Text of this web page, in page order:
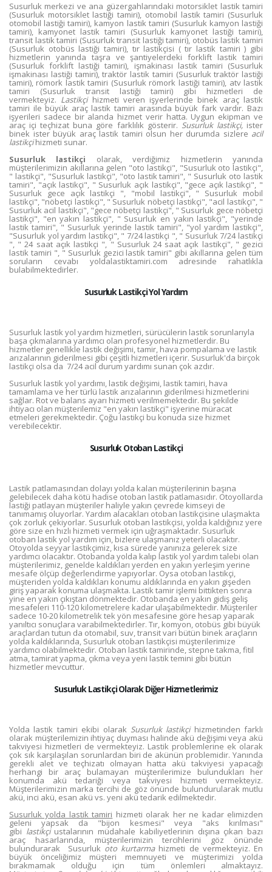
Susurluk merkezi ve ana güzergahlarındaki motorsiklet lastik tamiri
(Susurluk motorsiklet lastiği tamiri), otomobil lastik tamiri (Susurluk
otomobil lastiği tamiri), kamyon lastik tamiri (Susurluk kamyon lastiği
tamiri), kamyonet lastik tamiri (Susurluk kamyonet lastiği tamiri),
transit lastik tamiri (Susurluk transit lastiği tamiri), otobüs lastik tamiri
(Susurluk otobüs lastiği tamiri), tır lastikçisi ( tır lastik tamiri ) gibi
hizmetlerin yanında taşra ve şantiyelerdeki forklift lastik tamiri
(Susurluk forklift lastiği tamiri), işmakinası lastik tamiri (Susurluk
işmakinası lastiği tamiri), traktör lastik tamiri (Susurluk traktör lastiği
tamiri), römork lastik tamiri (Susurluk römork lastiği tamiri), atv lastik
tamiri (Susurluk transit lastiği tamiri) gibi hizmetleri de
vermekteyiz. Lastikçihizmeti veren işyerlerinde binek araç lastik
tamiri ile büyük araç lastik tamiri arasında büyük fark vardır. Bazı
işyerileri sadece bir alanda hizmet verir hatta. Uygun ekipman ve
araç içi teçhizat buna göre farklılık gösterir. Susurluk lastikçi, ister
binek ister büyük araç lastik tamiri olsun her durumda sizlere acil
lastikçihizmeti sunar.
Susurluk lastikçi olarak, verdiğimiz hizmetlerin yanında
müşterilerimizin akıllarına gelen "oto lastikçi", "Susurluk oto lastikçi",
" lastikçi", "Susurluk lastikçi", "oto lastik tamiri", " Susurluk oto lastik
tamiri", "açık lastikçi", " Susurluk açık lastikçi", "gece açık lastikçi", "
Susurluk gece açık lastikçi ", "mobil lastikçi", " Susurluk mobil
lastikçi", "nöbetçi lastikçi", " Susurluk nöbetçi lastikçi", "acil lastikçi", "
Susurluk acil lastikçi", "gece nöbetçi lastikçi", " Susurluk gece nöbetçi
lastikçi", "en yakın lastikçi", " Susurluk en yakın lastikçi", "yerinde
lastik tamiri", " Susurluk yerinde lastik tamiri", "yol yardım lastikçi",
"Susurluk yol yardım lastikçi", " 7/24 lastikçi ", " Susurluk 7/24 lastikçi
", " 24 saat açık lastikçi ", " Susurluk 24 saat açık lastikçi", " gezici
lastik tamiri ", " Susurluk gezici lastik tamiri" gibi akıllarına gelen tüm
soruların cevabı yoldalastiktamiri.com adresinde rahatlıkla
bulabilmektedirler.
Susurluk Lastikçi Yol Yardım
Susurluk lastik yol yardım hizmetleri, sürücülerin lastik sorunlarıyla
başa çıkmalarına yardımcı olan profesyonel hizmetlerdir. Bu
hizmetler genellikle lastik değişimi, tamir, hava pompalama ve lastik
arızalarının giderilmesi gibi çeşitli hizmetleri içerir. Susurluk'da birçok
lastikçi olsa da 7/24 acil durum yardımı sunan çok azdır.
Susurluk lastik yol yardımı, lastik değişimi, lastik tamiri, hava
tamamlama ve her türlü lastik arızalarının giderilmesi hizmetlerini
sağlar. Rot ve balans ayarı hizmeti verilmemektedir. Bu şekilde
ihtiyacı olan müşterilemiz "en yakın lastikçi" işyerine müracat
etmeleri gerekmektedir. Çoğu lastikçi bu konuda size hizmet
verebilecektir.
Susurluk Otoban Lastikçi
Lastik patlamasından dolayı yolda kalan müşterilerinin başına
gelebilecek daha kötü hadise otoban lastik patlamasıdır. Otoyollarda
lastiği patlayan müşteriler haliyle yakın çevrede kimseyi de
tanımamış oluyorlar. Yardım alacakları otoban lastikçisine ulaşmakta
çok zorluk çekiyorlar. Susurluk otoban lastikçisi, yolda kaldığınız yere
göre size en hızlı hizmeti vermek için uğraşmaktadır. Susurluk
otoban lastik yol yardım için, bizlere ulaşmanız yeterli olacaktır.
Otoyolda seyyar lastikçimiz, kısa sürede yanınıza gelerek size
yardımcı olacaktır. Otobanda yolda kalıp lastik yol yardım talebi olan
müşterilerimiz, genelde kaldıkları yerden en yakın yerleşim yerine
mesafe ölçüp değerlendirme yapıyorlar. Oysa otoban lastikçi,
müşteriden yolda kaldıkları konumu aldıklarında en yakın gişeden
giriş yaparak konuma ulaşmakta. Lastik tamir işlemi bittikten sonra
yine en yakın çıkıştan dönmektedir. Otobanda en yakın gidiş geliş
mesafeleri 110-120 kilometrelere kadar ulaşabilmektedir. Müşteriler
sadece 10-20 kilometrelik tek yön mesafesine göre hesap yaparak
yanıltıcı sonuçlara varabilmektedirler. Tır, komyon, otobüs gibi büyük
araçlardan tutun da otomabil, suv, transit vari bütün binek araçların
yolda kaldıklarında, Susurluk otoban lastikçisi müşterilerimize
yardımcı olabilmektedir. Otoban lastik tamirinde, stepne takma, fitil
atma, tamirat yapma, çıkma veya yeni lastik temini gibi bütün
hizmetler mevcuttur.
Susurluk Lastikçi Olarak Diğer Hizmetlerimiz
Yolda lastik tamiri ekibi olarak Susurluk lastikçihizmetinden farklı
olarak müşterilemizin ihtiyaç duyması halinde akü değişimi veya akü
takviyesi hizmetleri de vermekteyiz. Lastik problemlerine ek olarak
çok sık karşılaşılan sorunlardan biri de akünün problemidir. Yanında
gerekli alet ve teçhizatı olmayan hatta akü takviyesi yapacağı
herhangi bir araç bulamayan müşterilerimize bulundukları her
konumda akü tedariği veya takviyesi hizmeti vermekteyiz.
Müşterilerimizin marka tercihi de göz önünde bulundurularak mutlu
akü, inci akü, esan akü vs. yeni akü tedarik edilmektedir.
Susurluk yolda lastik tamiri hizmeti olarak her ne kadar elimizden
geleni yapsak da "bijon kesmesi" veya "aks kırılması"
gibi lastikçi ustalarının müdahale kabiliyetlerinin dışına çıkan bazı
araç hasarlarında, müşterilerimizin tercihlerini göz önünde
bulundurarak Susurluk oto kurtarmahizmeti de vermekteyiz. En
büyük önceliğimiz müşteri memnuyeti ve müşterimizi yolda
bırakmamak olduğu için tüm önlemleri almaktayız.